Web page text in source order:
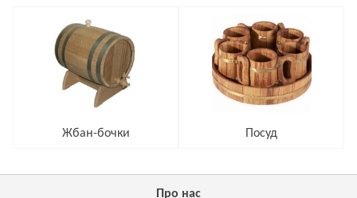
Жбан-бочки Посуд
Про нас